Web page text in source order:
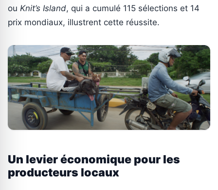
ou Knit’s Island, qui a cumulé 115 sélections et 14
prix mondiaux, illustrent cette réussite.
Un levier économique pour les
producteurs locaux